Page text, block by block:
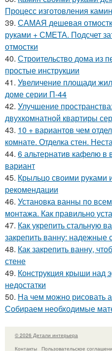
Процесс изготовления
39. САМАЯ дешевая
руками + СМЕТА. Подсчет
отмостки
40. Строительство дома из
простые инструкции
41. Увеличение площади
доме серии П-44
42. Улучшение
двухкомнатной квартиры
43. 10 + вариантов чем
комнате. Отделка стен.
44. 6 альтернатив кафелю
вариант
45. Крыльцо своими руками
рекомендации
46. Установка ванны по
монтажа. Как правильно
47. Как укрепить стальную
закрепить ванну:
48. Как закрепить ванну,
стене
49. Конструкция крыши над
недостатки
50. На чем можно рисовать
Собираем необходимые
© 2026 Детали интерьера
Контакты
Пользовательское